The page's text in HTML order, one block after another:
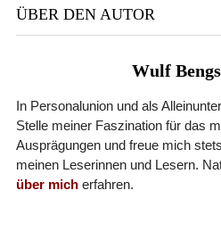
ÜBER DEN AUTOR
Wulf
In Personalunion und als
Stelle meiner Faszination für das
Ausprägungen und freue mich
meinen Leserinnen und Lesern.
über micherfahren.